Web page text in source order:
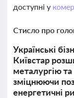
доступні у
Стисло про
Українські
Київстар
металургію
зміцнюючи
енергетичні